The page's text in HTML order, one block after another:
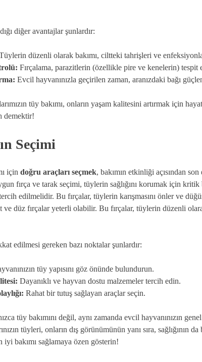
diğer avantajlar şunlardır:
düzenli olarak bakımı, ciltteki tahrişleri ve
Fırçalama, parazitlerin (özellikle pire ve kenelerin) tespit
Evcil hayvanınızla geçirilen zaman, aranızdaki bağı
tüy bakımı, onların yaşam kalitesini artırmak için
demektir!
Seçimi
için doğru araçları seçmek, bakımın etkinliği açısından
fırça ve tarak seçimi, tüylerin sağlığını korumak için
edilmelidir. Bu fırçalar, tüylerin karışmasını önler ve
ve düz fırçalar yeterli olabilir. Bu fırçalar, tüylerin düzenli
edilmesi gereken bazı noktalar şunlardır:
tüy yapısını göz önünde bulundurun.
Dayanıklı ve hayvan dostu malzemeler tercih edin.
Rahat bir tutuş sağlayan araçlar seçin.
tüy bakımını değil, aynı zamanda evcil hayvanınızın
tüyleri, onların dış görünümünün yanı sıra, sağlığının
iyi bakımı sağlamaya özen gösterin!